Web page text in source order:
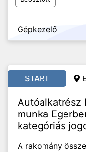
Gépkezelő
START
Autóalkatrész
munka
kategóriás
A rakomány